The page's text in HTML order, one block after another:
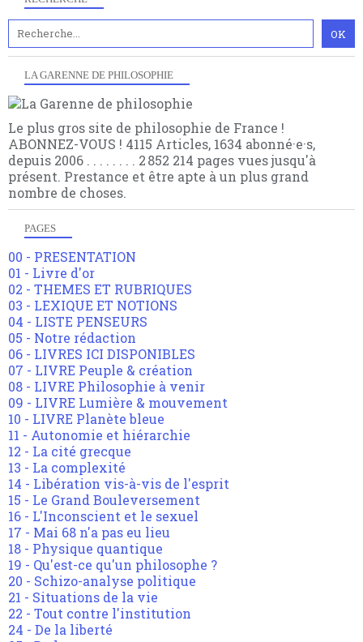
LA GARENNE DE PHILOSOPHIE
Le plus gros site de philosophie de France !
ABONNEZ-VOUS ! 4115 Articles, 1634 abonné·e·s,
depuis 2006 . . . . . . . . 2 852 214 pages vues jusqu'à
présent. Prestance et être apte à un plus grand
nombre de choses.
PAGES
00 - PRESENTATION
01 - Livre d'or
02 - THEMES ET RUBRIQUES
03 - LEXIQUE ET NOTIONS
04 - LISTE PENSEURS
05 - Notre rédaction
06 - LIVRES ICI DISPONIBLES
07 - LIVRE Peuple & création
08 - LIVRE Philosophie à venir
09 - LIVRE Lumière & mouvement
10 - LIVRE Planète bleue
11 - Autonomie et hiérarchie
12 - La cité grecque
13 - La complexité
14 - Libération vis-à-vis de l'esprit
15 - Le Grand Bouleversement
16 - L'Inconscient et le sexuel
17 - Mai 68 n'a pas eu lieu
18 - Physique quantique
19 - Qu'est-ce qu'un philosophe ?
20 - Schizo-analyse politique
21 - Situations de la vie
22 - Tout contre l'institution
24 - De la liberté